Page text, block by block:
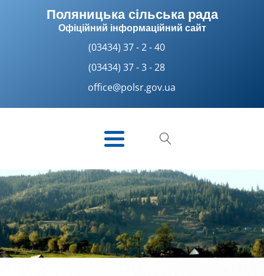
Поляницька сільська рада
Офіційний інформаційний сайт
(03434) 37 - 2 - 40
(03434) 37 - 3 - 28
office@polsr.gov.ua